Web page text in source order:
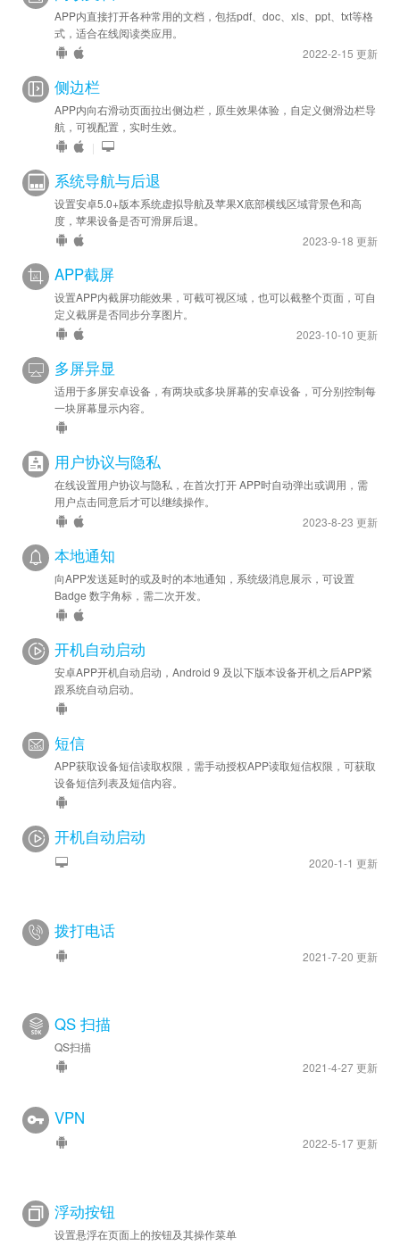
APP内直接打开各种常用的文档，包括pdf、doc、xls、ppt、txt等格
式，适合在线阅读类应用。
2022-2-15 更新
侧边栏
APP内向右滑动页面拉出侧边栏，原生效果体验，自定义侧滑边栏导
航，可视配置，实时生效。
|
系统导航与后退
设置安卓5.0+版本系统虚拟导航及苹果X底部横线区域背景色和高
度，苹果设备是否可滑屏后退。
2023-9-18 更新
APP截屏
设置APP内截屏功能效果，可截可视区域，也可以截整个页面，可自
定义截屏是否同步分享图片。
2023-10-10 更新
多屏异显
适用于多屏安卓设备，有两块或多块屏幕的安卓设备，可分别控制每
一块屏幕显示内容。
用户协议与隐私
在线设置用户协议与隐私，在首次打开 APP时自动弹出或调用，需
用户点击同意后才可以继续操作。
2023-8-23 更新
本地通知
向APP发送延时的或及时的本地通知，系统级消息展示，可设置
Badge 数字角标，需二次开发。
开机自动启动
安卓APP开机自动启动，Android 9 及以下版本设备开机之后APP紧
跟系统自动启动。
短信
APP获取设备短信读取权限，需手动授权APP读取短信权限，可获取
设备短信列表及短信内容。
开机自动启动
2020-1-1 更新
拨打电话
2021-7-20 更新
QS 扫描
QS扫描
2021-4-27 更新
VPN
2022-5-17 更新
浮动按钮
设置悬浮在页面上的按钮及其操作菜单